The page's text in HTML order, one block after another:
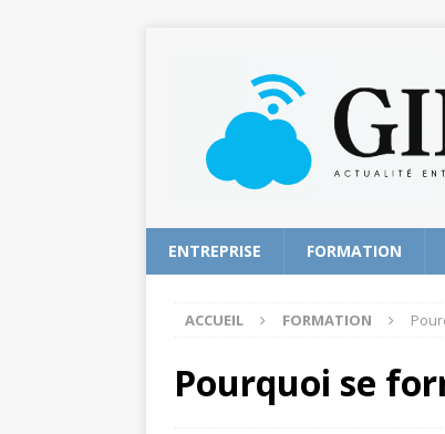
ENTREPRISE FORMATION
ACCUEIL FORMATION
Pourquoi se